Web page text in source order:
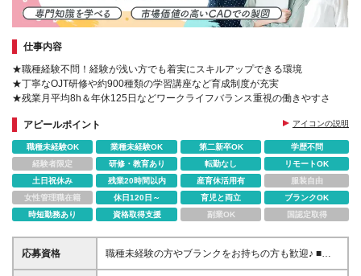
仕事内容
★職種経験不問！経験が浅い方でも着実にスキルアップできる環境
★丁寧なOJT研修や約900種類の学習講座など育成制度が充実
★残業月平均8h＆年休125日などワークライフバランス重視の働きやすさ
アピールポイント アイコンの説明
職種未経験OK 業種未経験OK 第二新卒OK
学歴不問
経験者限定
研修・教育あり 転勤なし
リモートOK
土日祝休み
残業20時間以内 産育休活用有
服装自由
女性管理職在籍
休日120日～ 育児と両立
ブランクOK
時短勤務あり
資格取得支援 副業OK 国認定取得
応募資格
職種未経験の方やブランクをお持ちの方も歓迎♪ ■学
歴不問 独学もしくは学校などでCADを学んだという